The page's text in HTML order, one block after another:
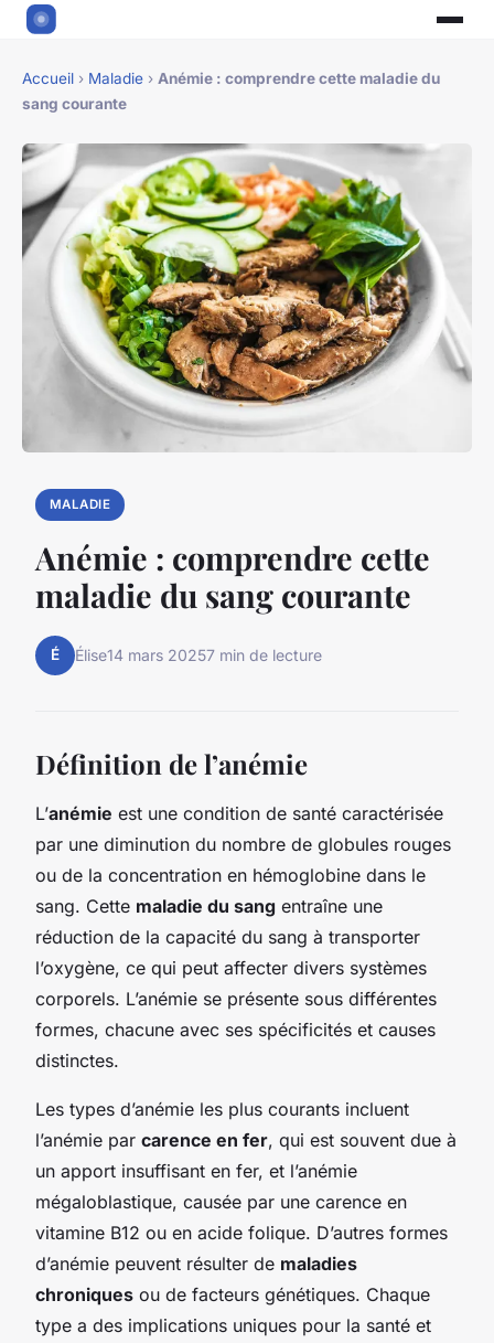
Accueil › Maladie › Anémie : comprendre cette maladie du
sang courante
MALADIE
Anémie : comprendre cette
maladie du sang courante
É Élise14 mars 20257 min de lecture
Définition de l’anémie
L’anémie est une condition de santé caractérisée
par une diminution du nombre de globules rouges
ou de la concentration en hémoglobine dans le
sang. Cette maladie du sang entraîne une
réduction de la capacité du sang à transporter
l’oxygène, ce qui peut affecter divers systèmes
corporels. L’anémie se présente sous différentes
formes, chacune avec ses spécificités et causes
distinctes.
Les types d’anémie les plus courants incluent
l’anémie par carence en fer, qui est souvent due à
un apport insuffisant en fer, et l’anémie
mégaloblastique, causée par une carence en
vitamine B12 ou en acide folique. D’autres formes
d’anémie peuvent résulter de maladies
chroniques ou de facteurs génétiques. Chaque
type a des implications uniques pour la santé et